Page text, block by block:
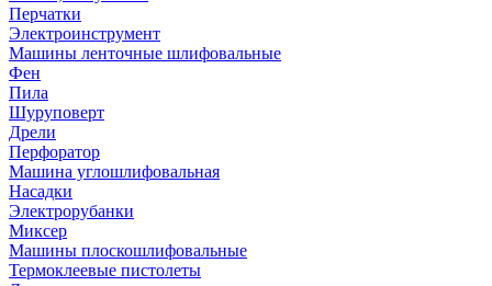
Перчатки
Электроинструмент
Машины ленточные шлифовальные
Фен
Пила
Шуруповерт
Дрели
Перфоратор
Машина углошлифовальная
Насадки
Электрорубанки
Миксер
Машины плоскошлифовальные
Термоклеевые пистолеты